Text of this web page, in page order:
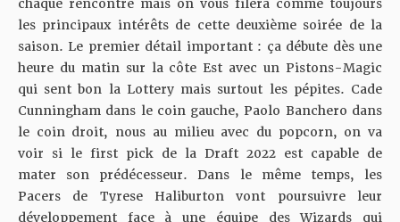
les principaux intérêts de cette deuxième soirée de la
saison. Le premier détail important : ça débute dès une
heure du matin sur la côte Est avec un Pistons-Magic
qui sent bon la Lottery mais surtout les pépites. Cade
Cunningham dans le coin gauche, Paolo Banchero dans
le coin droit, nous au milieu avec du popcorn, on va
voir si le first pick de la Draft 2022 est capable de
mater son prédécesseur. Dans le même temps, les
Pacers de Tyrese Haliburton vont poursuivre leur
développement face à une équipe des Wizards qui